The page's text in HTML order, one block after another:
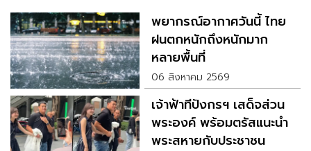
พยากรณ์อากาศวันนี้ ไทย
ฝนตกหนักถึงหนักมาก
หลายพื้นที่
06 สิงหาคม 2569
เจ้าฟ้าทีปังกรฯ เสด็จส่วน
พระองค์ พร้อมตรัสแนะนำ
พระสหายกับประชาชน